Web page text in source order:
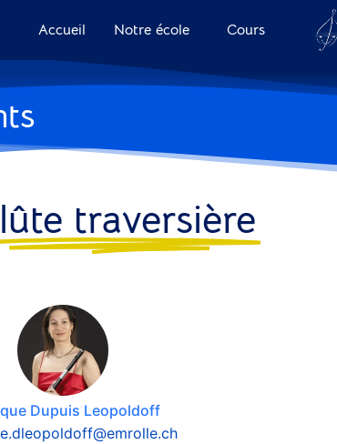
Accueil Notre école Cours
traversière
Dupuis Leopoldoff